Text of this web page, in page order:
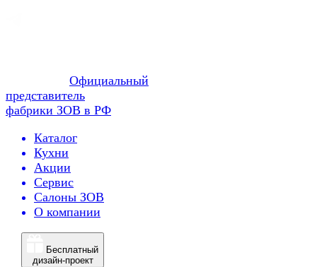
Официальный
представитель
фабрики ЗОВ в РФ
Каталог
Кухни
Акции
Сервис
Салоны ЗОВ
О компании
Бесплатный
дизайн-проект